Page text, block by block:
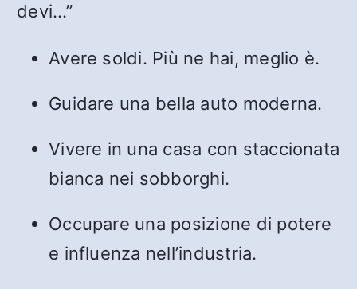
devi…”
Avere soldi. Più ne hai, meglio è.
Guidare una bella auto moderna.
Vivere in una casa con staccionata
bianca nei sobborghi.
Occupare una posizione di potere
e influenza nell’industria.